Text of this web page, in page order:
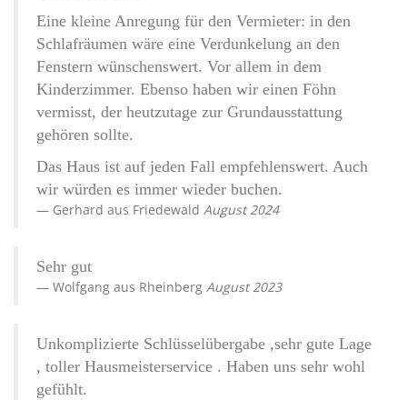
Eine kleine Anregung für den Vermieter: in den
Schlafräumen wäre eine Verdunkelung an den
Fenstern wünschenswert. Vor allem in dem
Kinderzimmer. Ebenso haben wir einen Föhn
vermisst, der heutzutage zur Grundausstattung
gehören sollte.
Das Haus ist auf jeden Fall empfehlenswert. Auch
wir würden es immer wieder buchen.
Gerhard aus Friedewald August 2024
Sehr gut
Wolfgang aus Rheinberg August 2023
Unkomplizierte Schlüsselübergabe ,sehr gute Lage
, toller Hausmeisterservice . Haben uns sehr wohl
gefühlt.